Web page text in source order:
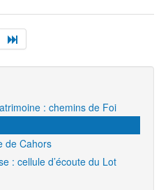
: chemins de Foi
de Cahors
: cellule d’écoute du Lot